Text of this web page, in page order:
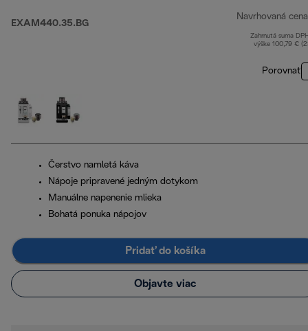
EXAM440.35.BG
Navrhovaná cena
Zahrnutá suma
výške 100,79 €
Porovnať
Čerstvo namletá káva
Nápoje pripravené jedným dotykom
Manuálne napenenie mlieka
Bohatá ponuka nápojov
Pridať do košíka
Objavte viac